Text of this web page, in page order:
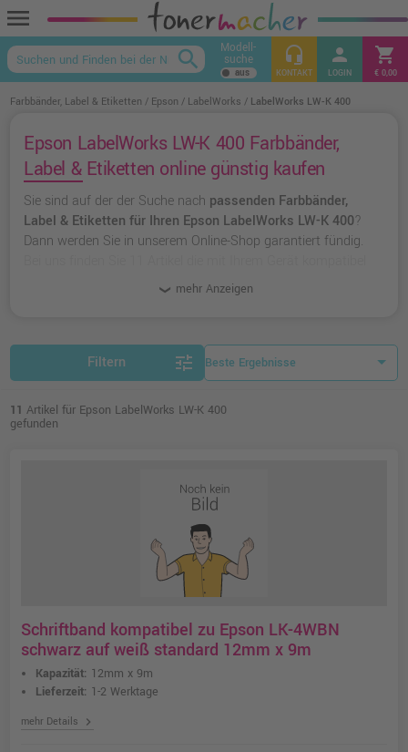
menu
keyboard_arrow_up
search Modell-
suche headset_mic
KONTAKT
person
LOGIN
shopping_cart
€ 0,00
Farbbänder, Label & Etiketten Epson LabelWorks LabelWorks LW-K 400
Epson LabelWorks LW-K 400 Farbbänder,
Label & Etiketten online günstig kaufen
Sie sind auf der der Suche nach passenden Farbbänder,
Label & Etiketten für Ihren Epson LabelWorks LW-K 400?
Dann werden Sie in unserem Online-Shop garantiert fündig.
originalen Farbbänder, Label &
wählen oder zuunserer Hausmarke
mehr Anzeigen
Filtern tune
11 Artikel für Epson LabelWorks LW-K 400
gefunden
Schriftband kompatibel zu Epson LK-4WBN
schwarz auf weiß standard 12mm x 9m
Kapazität: 12mm x 9m
Lieferzeit: 1-2 Werktage
mehr Details chevron_right